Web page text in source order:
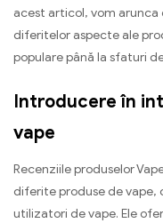
acest articol, vom arunca
diferitelor aspecte ale
populare până la sfaturi
Introducere în
vape
Recenziile produselor
diferite produse de vape,
utilizatori de vape. Ele